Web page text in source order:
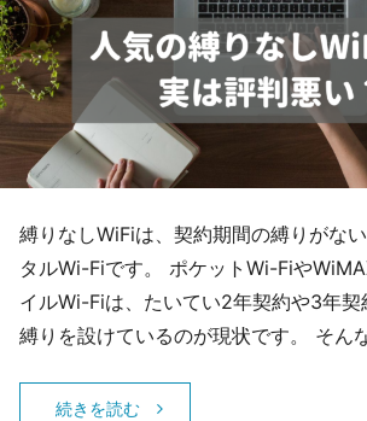
縛りなしWiFiは、契約期間の縛りがな
タルWi-Fiです。 ポケットWi-Fiや
イルWi-Fiは、たいてい2年契約や3年契
縛りを設けているのが現状です。 そん
続きを読む